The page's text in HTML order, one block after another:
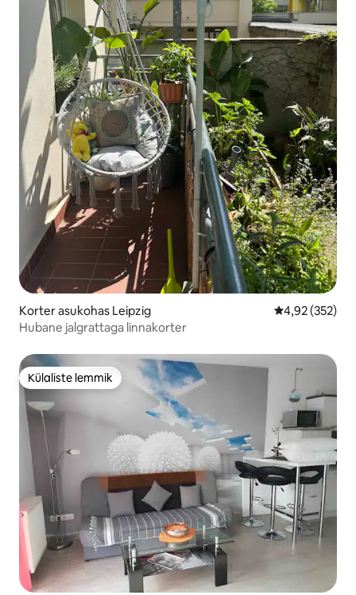
Korter asukohas Leipzig Keskmine
4,92 (352)
Hubane jalgrattaga linnakorter
Külaliste lemmik
Külaliste lemmik